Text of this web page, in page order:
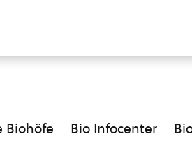
Biohöfe Bio Infocenter